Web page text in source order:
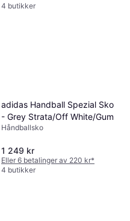
4 butikker
adidas Handball Spezial Sko
- Grey Strata/Off White/Gum
Håndballsko
1 249 kr
Eller 6 betalinger av 220 kr*
4 butikker